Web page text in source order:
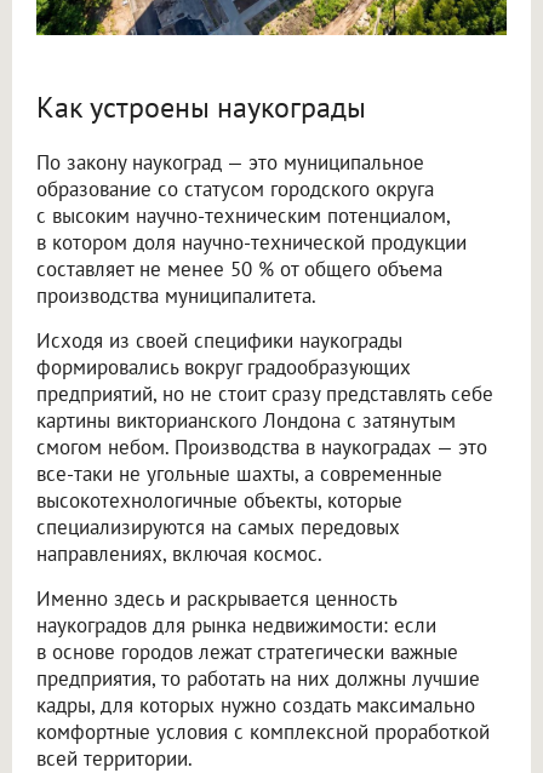
Как устроены наукограды
По закону наукоград — это муниципальное
образование со статусом городского округа
с высоким научно-техническим потенциалом,
в котором доля научно-технической продукции
составляет не менее 50 % от общего объема
производства муниципалитета.
Исходя из своей специфики наукограды
формировались вокруг градообразующих
предприятий, но не стоит сразу представлять себе
картины викторианского Лондона с затянутым
смогом небом. Производства в наукоградах — это
все-таки не угольные шахты, а современные
высокотехнологичные объекты, которые
специализируются на самых передовых
направлениях, включая космос.
Именно здесь и раскрывается ценность
наукоградов для рынка недвижимости: если
в основе городов лежат стратегически важные
предприятия, то работать на них должны лучшие
кадры, для которых нужно создать максимально
комфортные условия с комплексной проработкой
всей территории.